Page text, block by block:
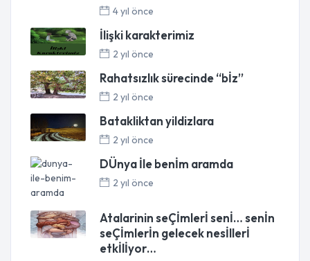
4 yıl önce
İlişki karakterimiz
2 yıl önce
Rahatsızlık sürecinde “bİz”
2 yıl önce
Batakliktan yildizlara
2 yıl önce
DÜnya İle benİm aramda
2 yıl önce
Atalarinin seÇİmlerİ senİ… senİn
seÇİmlerİn gelecek nesİllerİ
etkİlİyor…